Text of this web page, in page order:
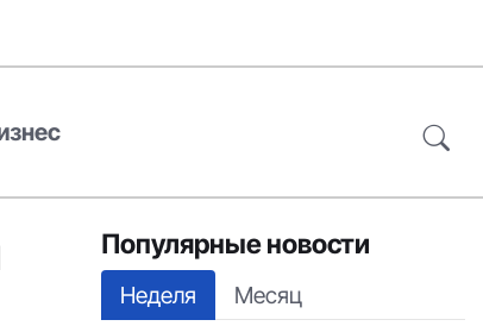
Популярные новости
Неделя Месяц